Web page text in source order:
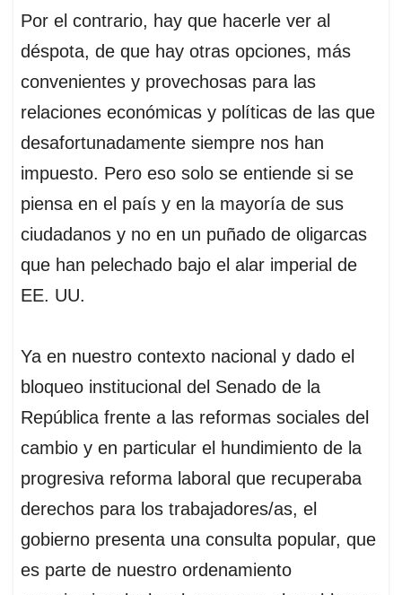
Por el contrario, hay que hacerle ver al
déspota, de que hay otras opciones, más
convenientes y provechosas para las
relaciones económicas y políticas de las que
desafortunadamente siempre nos han
impuesto. Pero eso solo se entiende si se
piensa en el país y en la mayoría de sus
ciudadanos y no en un puñado de oligarcas
que han pelechado bajo el alar imperial de
EE. UU.
Ya en nuestro contexto nacional y dado el
bloqueo institucional del Senado de la
República frente a las reformas sociales del
cambio y en particular el hundimiento de la
progresiva reforma laboral que recuperaba
derechos para los trabajadores/as, el
gobierno presenta una consulta popular, que
es parte de nuestro ordenamiento